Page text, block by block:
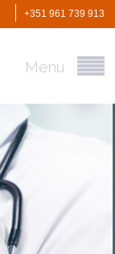
+351 961 739 913
Menu